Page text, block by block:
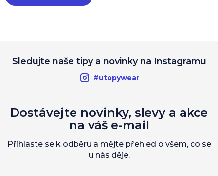
Sledujte naše tipy a novinky na Instagramu
#utopywear
Dostávejte novinky, slevy a akce
na váš e-mail
Přihlaste se k odběru a mějte přehled o všem, co se
u nás děje.